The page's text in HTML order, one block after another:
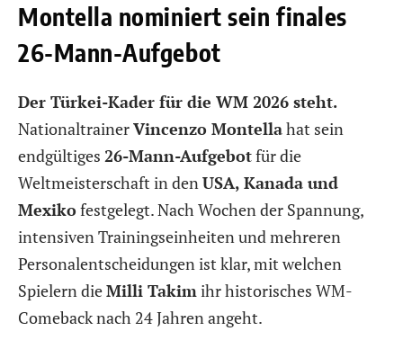
Montella nominiert sein finales
26-Mann-Aufgebot
Der Türkei-Kader für die WM 2026 steht.
NationaltrainerVincenzo Montellahat sein
endgültiges 26-Mann-Aufgebotfür die
Weltmeisterschaft in denUSA, Kanada und
Mexikofestgelegt. Nach Wochen der Spannung,
intensiven Trainingseinheiten und mehreren
Personalentscheidungen ist klar, mit welchen
Spielern dieMilli Takimihr historisches WM-
Comeback nach 24 Jahren angeht.